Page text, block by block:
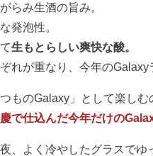
らみ生酒の旨み。
発泡性。
生もとらしい爽快な酸。
れが重なり、今年のGalaxy
つものGalaxy」として楽しむ
慶で仕込んだ今年だけの
、よく冷やしたグラスでゆ